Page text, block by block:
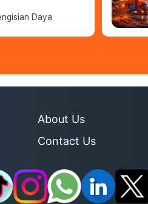
Daya
About Us
Contact Us